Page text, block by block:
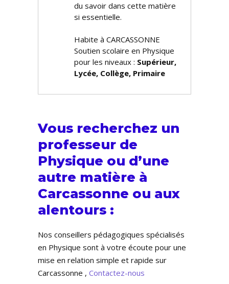
du savoir dans cette matière
si essentielle.
Habite à CARCASSONNE
Soutien scolaire en Physique
pour les niveaux : Supérieur,
Lycée, Collège, Primaire
Vous recherchez un
professeur de
Physique ou d’une
autre matière à
Carcassonne ou aux
alentours :
Nos conseillers pédagogiques spécialisés
en Physique sont à votre écoute pour une
mise en relation simple et rapide sur
Carcassonne , Contactez-nous